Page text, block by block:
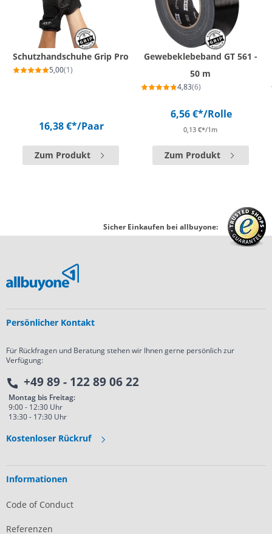
Schutzhandschuhe Grip Pro
5,00(1)
16,38 €*/Paar
Zum Produkt
Gewebeklebeband GT 561 -
50 m
4,83(6)
6,56 €*/Rolle
0,13 €*/1m
Zum Produkt
Sicher Einkaufen bei allbuyone:
Persönlicher Kontakt
Für Rückfragen und Beratung stehen wir Ihnen gerne persönlich zur
Verfügung:
+49 89 - 122 89 06 22
Montag bis Freitag:
9:00 - 12:30 Uhr
13:30 - 17:30 Uhr
Kostenloser Rückruf
Informationen
Code of Conduct
Referenzen